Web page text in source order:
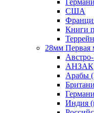
США
Книги
Террейн
28мм Первая
АНЗАК
Арабы
Индия